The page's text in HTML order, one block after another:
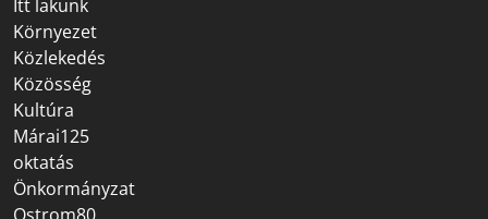
Itt lakunk
Környezet
Közlekedés
Közösség
Kultúra
Márai125
oktatás
Önkormányzat